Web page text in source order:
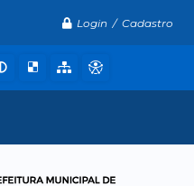
Login / Cadastro